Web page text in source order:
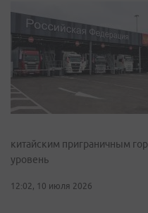
китайским приграничным
уровень
12:02, 10 июля 2026